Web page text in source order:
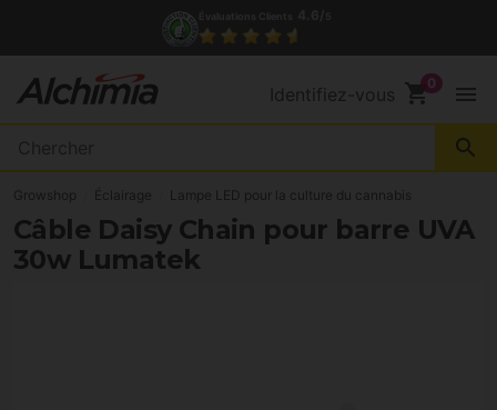
Identifiez-vous shopping_cart menu
search
Growshop Éclairage Lampe LED pour la culture du cannabis
Câble Daisy Chain pour barre UVA
30w Lumatek